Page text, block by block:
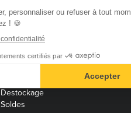
Destockage
Soldes